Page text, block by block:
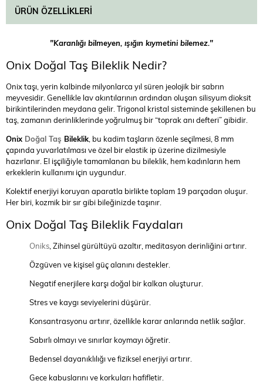
ÜRÜN ÖZELLIKLERI
"Karanlığı bilmeyen, ışığın kıymetini bilemez."
Onix Doğal Taş Bileklik Nedir?
Onix taşı, yerin kalbinde milyonlarca yıl süren jeolojik bir sabrın
meyvesidir. Genellikle lav akıntılarının ardından oluşan silisyum dioksit
birikintilerinden meydana gelir. Trigonal kristal sisteminde şekillenen bu
taş, zamanın derinliklerinde yoğrulmuş bir “toprak anı defteri” gibidir.
Onix Doğal Taş Bileklik, bu kadim taşların özenle seçilmesi, 8 mm
çapında yuvarlatılması ve özel bir elastik ip üzerine dizilmesiyle
hazırlanır. El işçiliğiyle tamamlanan bu bileklik, hem kadınların hem
erkeklerin kullanımı için uygundur.
Kolektif enerjiyi koruyan aparatla birlikte toplam 19 parçadan oluşur.
Her biri, kozmik bir sır gibi bileğinizde taşınır.
Onix Doğal Taş Bileklik Faydaları
Oniks, Zihinsel gürültüyü azaltır, meditasyon derinliğini artırır.
Özgüven ve kişisel güç alanını destekler.
Negatif enerjilere karşı doğal bir kalkan oluşturur.
Stres ve kaygı seviyelerini düşürür.
Konsantrasyonu artırır, özellikle karar anlarında netlik sağlar.
Sabırlı olmayı ve sınırlar koymayı öğretir.
Bedensel dayanıklılığı ve fiziksel enerjiyi artırır.
Gece kabuslarını ve korkuları hafifletir.